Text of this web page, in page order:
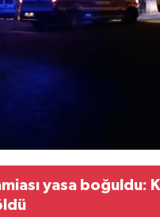
yasa boğuldu: